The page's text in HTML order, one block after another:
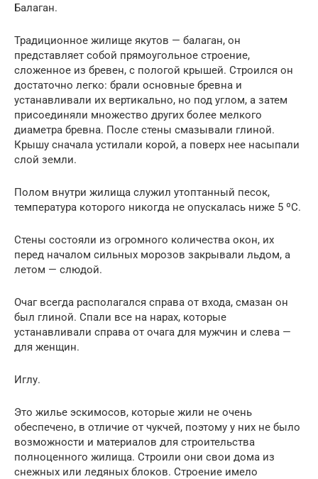
Балаган.
Традиционное жилище якутов — балаган, он
представляет собой прямоугольное строение,
сложенное из бревен, с пологой крышей. Строился он
достаточно легко: брали основные бревна и
устанавливали их вертикально, но под углом, а затем
присоединяли множество других более мелкого
диаметра бревна. После стены смазывали глиной.
Крышу сначала устилали корой, а поверх нее насыпали
слой земли.
Полом внутри жилища служил утоптанный песок,
температура которого никогда не опускалась ниже 5 ºС.
Стены состояли из огромного количества окон, их
перед началом сильных морозов закрывали льдом, а
летом — слюдой.
Очаг всегда располагался справа от входа, смазан он
был глиной. Спали все на нарах, которые
устанавливали справа от очага для мужчин и слева —
для женщин.
Иглу.
Это жилье эскимосов, которые жили не очень
обеспечено, в отличие от чукчей, поэтому у них не было
возможности и материалов для строительства
полноценного жилища. Строили они свои дома из
снежных или ледяных блоков. Строение имело